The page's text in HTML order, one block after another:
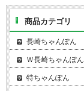
商品カテゴリ
長崎ちゃんぽん
Ｗ長崎ちゃんぽん
特ちゃんぽん